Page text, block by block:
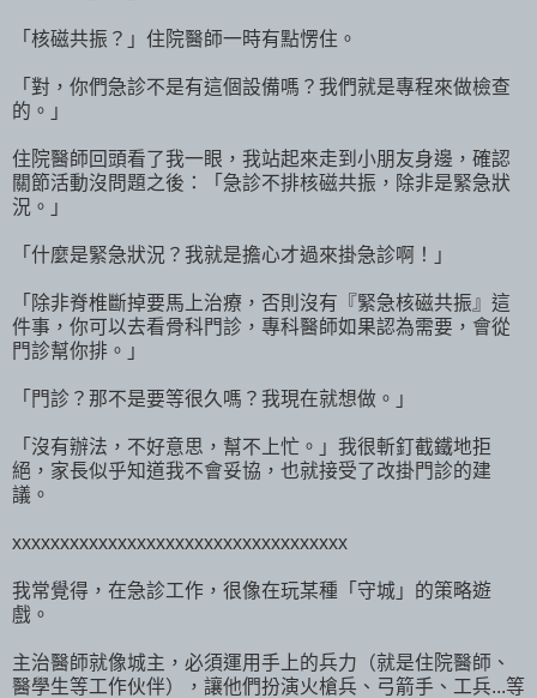
「核磁共振？」住院醫師一時有點愣住。
「對，你們急診不是有這個設備嗎？我們就是專程來做檢查
的。」
住院醫師回頭看了我一眼，我站起來走到小朋友身邊，確認
關節活動沒問題之後：「急診不排核磁共振，除非是緊急狀
況。」
「什麼是緊急狀況？我就是擔心才過來掛急診啊！」
「除非脊椎斷掉要馬上治療，否則沒有『緊急核磁共振』這
件事，你可以去看骨科門診，專科醫師如果認為需要，會從
門診幫你排。」
「門診？那不是要等很久嗎？我現在就想做。」
「沒有辦法，不好意思，幫不上忙。」我很斬釘截鐵地拒
絕，家長似乎知道我不會妥協，也就接受了改掛門診的建
議。
xxxxxxxxxxxxxxxxxxxxxxxxxxxxxxxxxxx
我常覺得，在急診工作，很像在玩某種「守城」的策略遊
戲。
主治醫師就像城主，必須運用手上的兵力（就是住院醫師、
醫學生等工作伙伴），讓他們扮演火槍兵、弓箭手、工兵...等